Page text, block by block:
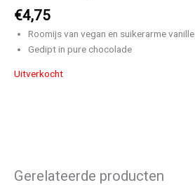
€4,75
Roomijs van vegan en suikerarme vanille
Gedipt in pure chocolade
Uitverkocht
Gerelateerde producten